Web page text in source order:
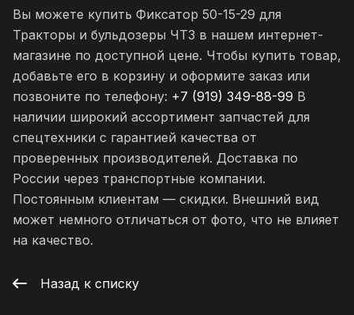
Вы можете купить Фиксатор 50-15-29 для
Тракторы и бульдозеры ЧТЗ в нашем интернет-
магазине по доступной цене. Чтобы купить товар,
добавьте его в корзину и оформите заказ или
позвоните по телефону: +7 (919) 349-88-99 В
наличии широкий ассортимент запчастей для
спецтехники с гарантией качества от
проверенных производителей. Доставка по
России через транспортные компании.
Постоянным клиентам — скидки. Внешний вид
может немного отличаться от фото, что не влияет
на качество.
Назад к списку